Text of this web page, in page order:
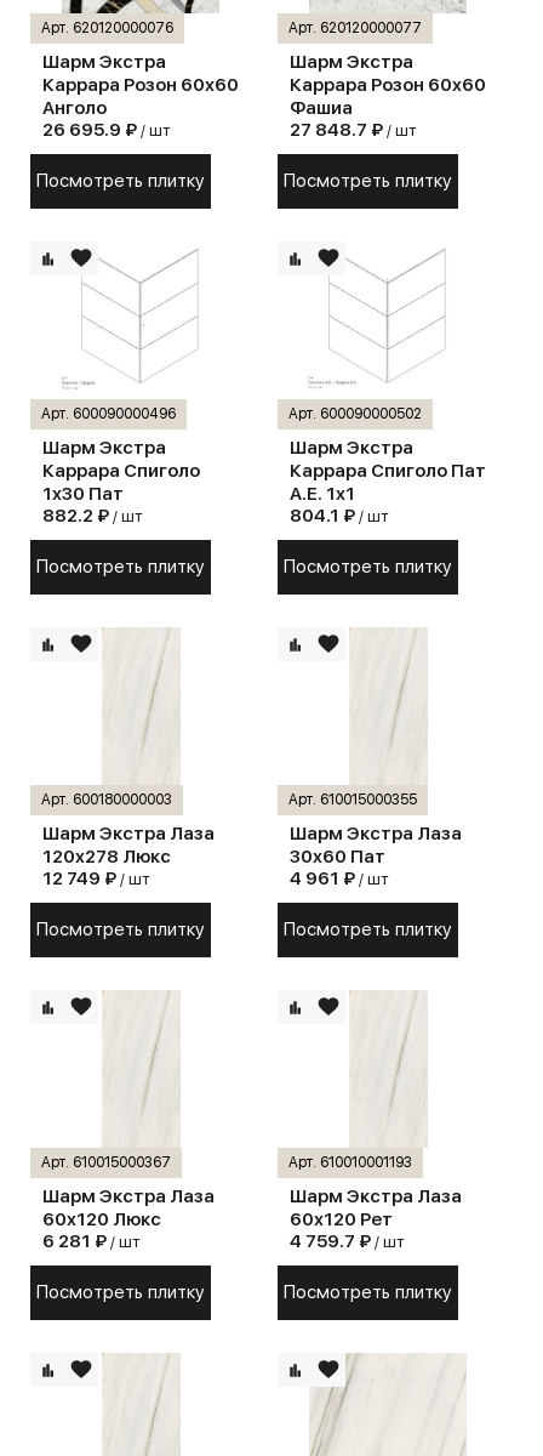
Арт. 620120000076
Шарм Экстра
Каррара Розон 60х60
Анголо
26 695.9 ₽ / шт
Посмотреть плитку
Арт. 620120000077
Шарм Экстра
Каррара Розон 60х60
Фашиа
27 848.7 ₽ / шт
Посмотреть плитку
Арт. 600090000496
Шарм Экстра
Каррара Спиголо
1х30 Пат
882.2 ₽ / шт
Посмотреть плитку
Арт. 600090000502
Шарм Экстра
Каррара Спиголо Пат
А.Е. 1х1
804.1 ₽ / шт
Посмотреть плитку
Арт. 600180000003
Шарм Экстра Лаза
120х278 Люкс
12 749 ₽ / шт
Посмотреть плитку
Арт. 610015000355
Шарм Экстра Лаза
30х60 Пат
4 961 ₽ / шт
Посмотреть плитку
Арт. 610015000367
Шарм Экстра Лаза
60х120 Люкс
6 281 ₽ / шт
Посмотреть плитку
Арт. 610010001193
Шарм Экстра Лаза
60х120 Рет
4 759.7 ₽ / шт
Посмотреть плитку